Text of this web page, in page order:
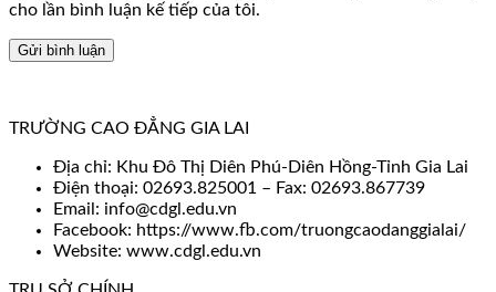
cho lần bình luận kế tiếp của tôi.
TRƯỜNG CAO ĐẲNG GIA LAI
Địa chỉ: Khu Đô Thị Diên Phú-Diên Hồng-Tỉnh Gia Lai
Điện thoại: 02693.825001 – Fax: 02693.867739
Email: info@cdgl.edu.vn
Facebook: https://www.fb.com/truongcaodanggialai/
Website: www.cdgl.edu.vn